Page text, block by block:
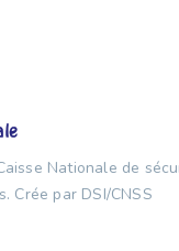
Nationale de
Crée par DSI/CNSS